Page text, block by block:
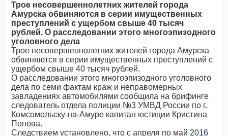
Трое несовершеннолетних жителей города
Амурска обвиняются в серии имущественных
преступлений с ущербом свыше 40 тысяч
рублей. О расследовании этого многоэпизодного
уголовного дела
Трое несовершеннолетних жителей города Амурска
обвиняются в серии имущественных преступлений с
ущербом свыше 40 тысяч рублей.
О расследовании этого многоэпизодного уголовного
дела по семи фактам краж и неправомерных
завладениях автомобилями сообщила на брифинге
следователь отдела полиции №3 УМВД России по г.
Комсомольску-на-Амуре капитан юстиции Кристина
Попова.
Следствием установлено, что с апреля по май 2016